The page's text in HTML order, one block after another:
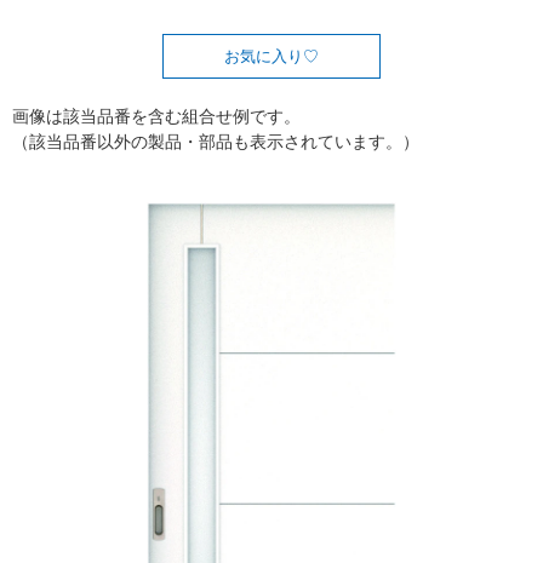
お気に入り
画像は該当品番を含む組合せ例です。
（該当品番以外の製品・部品も表示されています。）